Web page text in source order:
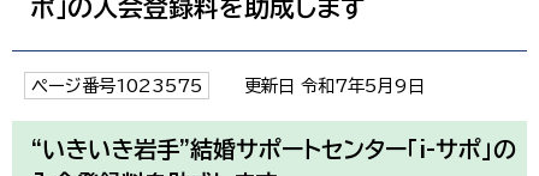
ポ」の入会登録料を助成します
ページ番号1023575 更新日 令和7年5月9日
“いきいき岩手”結婚サポートセンター「i-サポ」の